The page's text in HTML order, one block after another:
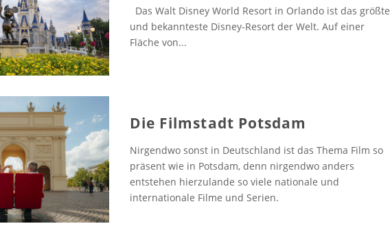
Das Walt Disney World Resort in Orlando ist das größte
und bekannteste Disney-Resort der Welt. Auf einer
Fläche von...
Die Filmstadt Potsdam
Nirgendwo sonst in Deutschland ist das Thema Film so
präsent wie in Potsdam, denn nirgendwo anders
entstehen hierzulande so viele nationale und
internationale Filme und Serien.